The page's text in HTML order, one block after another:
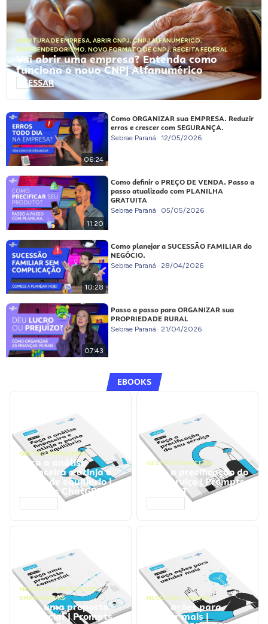
ABERTURA DE EMPRESA, ABRIR CNPJ,CNPJ ALFANUMÉRICO,
EMPREENDEDORISMO, NOVO FORMATO DE CNPJ,RECEITA FEDERAL
Vai abrir uma empresa? Entenda como
funciona o novo CNPJ Alfanumérico
ACESSAR
06:24
Como ORGANIZAR sua EMPRESA. Reduzir
erros e crescer com SEGURANÇA.
Sebrae Paraná 12/05/2026
11:20
Como definir o PREÇO DE VENDA. Passo a
passo atualizado com PLANILHA
GRATUITA
Sebrae Paraná 05/05/2026
10:28
Como planejar a SUCESSÃO FAMILIAR do
NEGÓCIO.
Sebrae Paraná 28/04/2026
07:43
Passo a passo para ORGANIZAR sua
PROPRIEDADE RURAL
Sebrae Paraná 21/04/2026
EBOOKS
GESTÃO FINANCEIRA
Faça a análise
financeira e atinja o
ponto de equilíbrio |
Prompts ChatGPT
GESTÃO FINANCEIRA
Faça a precificação do
seu serviço | Prompts
ChatGPT
NEGÓCIOS, PROCESSOS
EMPRESARIAIS
Faça uma proposta
comercial | Prompts
NEGÓCIOS, VENDAS
Faça ações para
vender mais |